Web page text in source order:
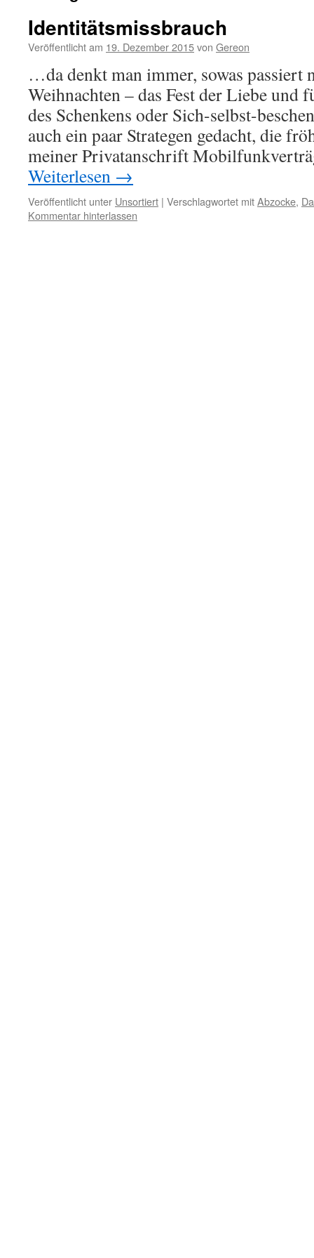
Identitätsmissbrauch
Veröffentlicht am 19. Dezember 2015von Gereon
…da denkt man immer, sowas passiert
Weihnachten – das Fest der Liebe und
des Schenkens oder Sich-selbst-
auch ein paar Strategen gedacht, die
meiner Privatanschrift
Weiterlesen →
Veröffentlicht unter Unsortiert | Verschlagwortet mitAbzocke,
Kommentar hinterlassen